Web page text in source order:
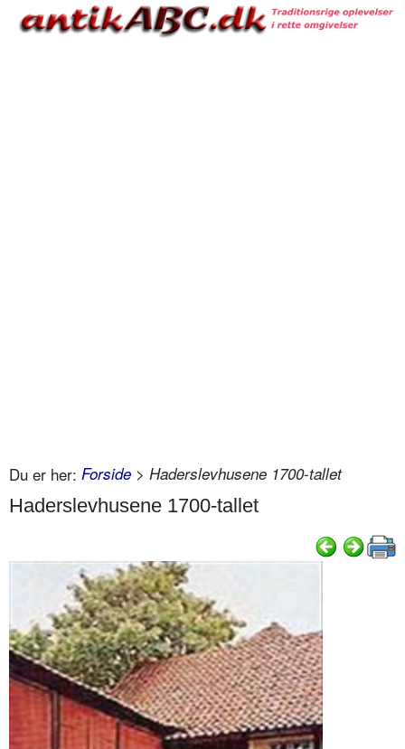
Du er her: Forside > Haderslevhusene 1700-tallet
Haderslevhusene 1700-tallet